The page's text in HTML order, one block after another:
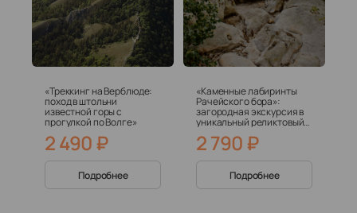
«Треккинг на Верблюде:
поход в штольни
известной горы с
прогулкой по Волге»
2 490₽
Подробнее
«Каменные лабиринты
Рачейского бора»:
загородная экскурсия в
уникальный реликтовый
динозавров
2 790₽
Подробнее